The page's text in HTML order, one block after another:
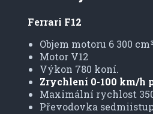
Ferrari F12
Objem motoru 6 300 cm³
Motor V12
Výkon 780 koní.
Zrychlení 0-100 km/h
Maximální rychlost
Převodovka